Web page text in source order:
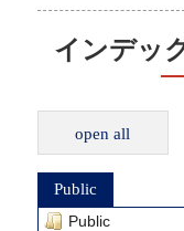
インデッ
open all
Public
Public